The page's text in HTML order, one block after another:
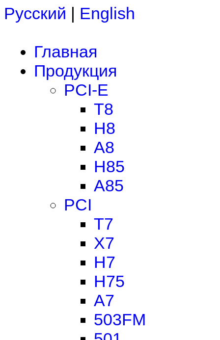
Русский | English
Главная
Продукция
PCI-E
T8
H8
A8
H85
A85
PCI
T7
X7
H7
H75
A7
503FM